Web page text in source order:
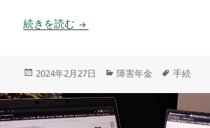
続きを読む 組み合わせ
投
日:
2024年2月27日
カ
ゴ
リ
ー
障害年金
タ
手続